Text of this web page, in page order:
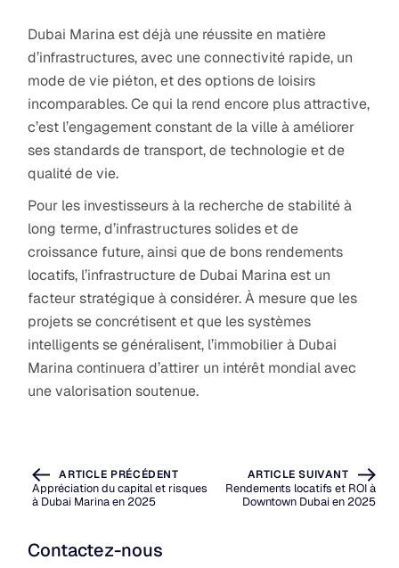
Dubai Marina est déjà une réussite en matière
d’infrastructures, avec une connectivité rapide, un
mode de vie piéton, et des options de loisirs
incomparables. Ce qui la rend encore plus attractive,
c’est l’engagement constant de la ville à améliorer
ses standards de transport, de technologie et de
qualité de vie.
Pour les investisseurs à la recherche de stabilité à
long terme, d’infrastructures solides et de
croissance future, ainsi que de bons rendements
locatifs, l’infrastructure de Dubai Marina est un
facteur stratégique à considérer. À mesure que les
projets se concrétisent et que les systèmes
intelligents se généralisent, l’immobilier à Dubai
Marina continuera d’attirer un intérêt mondial avec
une valorisation soutenue.
ARTICLE PRÉCÉDENT
Appréciation du capital et risques
à Dubai Marina en 2025
ARTICLE SUIVANT
Rendements locatifs et ROI à
Downtown Dubai en 2025
Contactez-nous